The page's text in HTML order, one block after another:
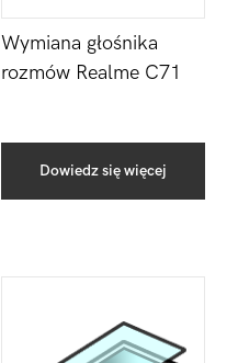
Wymiana głośnika
rozmów Realme C71
Dowiedz się więcej